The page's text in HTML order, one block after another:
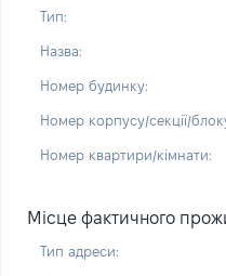
Тип:
Назва:
Номер будинку:
Номер корпусу/секції/
Номер квартири/кімнати:
Місце фактичного
Тип адреси: